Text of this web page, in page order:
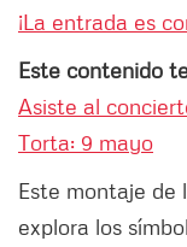
¡La entrada es
Este contenido
Asiste al
Torta: 9 mayo
Este montaje de
explora los